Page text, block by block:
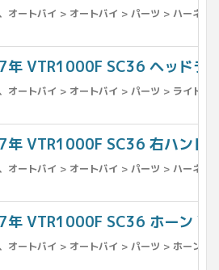
オートバイ > オートバイ > パーツ > ハーネス
年 VTR1000F SC36 ヘッドラ
オートバイ > オートバイ > パーツ > ライト
年 VTR1000F SC36 右ハンド
オートバイ > オートバイ > パーツ > ハーネス
年 VTR1000F SC36 ホーン
オートバイ > オートバイ > パーツ > ホーン